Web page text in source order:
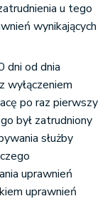
u tego
wynikających
dni od dnia
wyłączeniem
po raz pierwszy
był zatrudniony
służby
uprawnień
uprawnień